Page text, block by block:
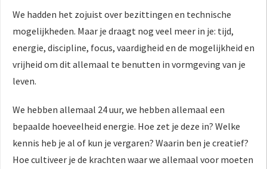
We hadden het zojuist over bezittingen en technische
mogelijkheden. Maar je draagt nog veel meer in je: tijd,
energie, discipline, focus, vaardigheid en de mogelijkheid en
vrijheid om dit allemaal te benutten in vormgeving van je
leven.
We hebben allemaal 24 uur, we hebben allemaal een
bepaalde hoeveelheid energie. Hoe zet je deze in? Welke
kennis heb je al of kun je vergaren? Waarin ben je creatief?
Hoe cultiveer je de krachten waar we allemaal voor moeten